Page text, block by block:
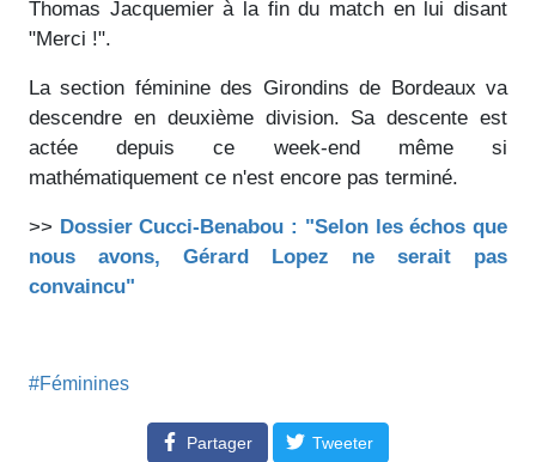
Thomas Jacquemier à la fin du match en lui disant
"Merci !".
La section féminine des Girondins de Bordeaux va
descendre en deuxième division. Sa descente est
actée depuis ce week-end même si
mathématiquement ce n'est encore pas terminé.
>> Dossier Cucci-Benabou : "Selon les échos que
nous avons, Gérard Lopez ne serait pas
convaincu"
#Féminines
Partager Tweeter